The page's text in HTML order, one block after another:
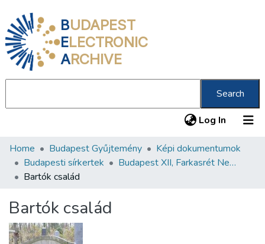
BUDAPEST
ELECTRONIC
ARCHIVE
Search
Log In (current)
Communities & Collections
All of DSpace
About us
Home Budapest Gyűjtemény
Képi dokumentumok
Budapesti sírkertek
Budapest XII, Farkasrét Neológ Zsidó Temető
Bartók család
Bartók család